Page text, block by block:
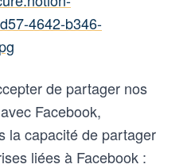
4642-b346-
de partager nos
Facebook,
la capacité de partager
liées à Facebook :